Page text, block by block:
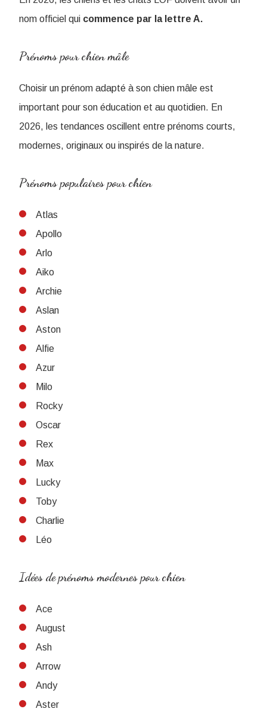
nom officiel qui commence par la lettre A.
Prénoms pour chien mâle
Choisir un prénom adapté à son chien mâle est
important pour son éducation et au quotidien. En
2026, les tendances oscillent entre prénoms courts,
modernes, originaux ou inspirés de la nature.
Prénoms populaires pour chien
Atlas
Apollo
Arlo
Aiko
Archie
Aslan
Aston
Alfie
Azur
Milo
Rocky
Oscar
Rex
Max
Lucky
Toby
Charlie
Léo
Idées de prénoms modernes pour chien
Ace
August
Ash
Arrow
Andy
Aster